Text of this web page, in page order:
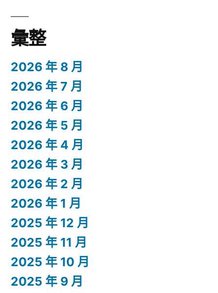
彙整
2026 年 8 月
2026 年 7 月
2026 年 6 月
2026 年 5 月
2026 年 4 月
2026 年 3 月
2026 年 2 月
2026 年 1 月
2025 年 12 月
2025 年 11 月
2025 年 10 月
2025 年 9 月